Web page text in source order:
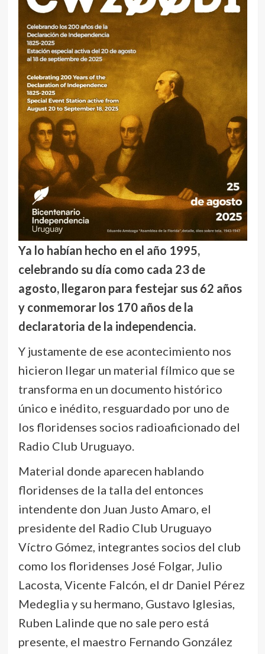
Ya lo habían hecho en el año 1995,
celebrando su día como cada 23 de
agosto, llegaron para festejar sus 62 años
y conmemorar los 170 años de la
declaratoria de la independencia.
Y justamente de ese acontecimiento nos
hicieron llegar un material fílmico que se
transforma en un documento histórico
único e inédito, resguardado por uno de
los floridenses socios radioaficionado del
Radio Club Uruguayo.
Material donde aparecen hablando
floridenses de la talla del entonces
intendente don Juan Justo Amaro, el
presidente del Radio Club Uruguayo
Víctro Gómez, integrantes socios del club
como los floridenses José Folgar, Julio
Lacosta, Vicente Falcón, el dr Daniel Pérez
Medeglia y su hermano, Gustavo Iglesias,
Ruben Lalinde que no sale pero está
presente, el maestro Fernando González